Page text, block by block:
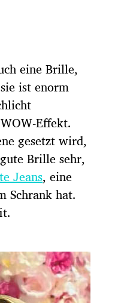
eine Brille,
ist enorm
Effekt.
gesetzt wird,
Brille sehr,
Jeans, eine
Schrank hat.